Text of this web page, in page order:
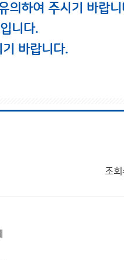
의하여 주시기 바랍니
니다.
바랍니다.
조회